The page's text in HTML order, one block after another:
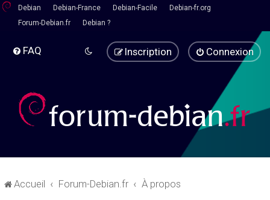
Debian Debian-France Debian-Facile
Debian-fr.org
Forum-Debian.fr
Debian ?
FAQ Connexion
Inscription
Accueil Forum-Debian.fr À propos